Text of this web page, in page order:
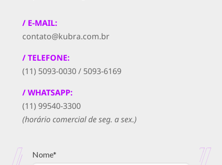
/ E-MAIL:
contato@kubra.com.br
/ TELEFONE:
(11) 5093-0030 / 5093-6169
/ WHATSAPP:
(11) 99540-3300
(horário comercial de seg. a sex.)
Nome*